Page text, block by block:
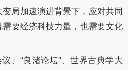
局加速演进背景下，应对共同
要经济科技力量，也需要文化
议、“良渚论坛”、世界古典学大